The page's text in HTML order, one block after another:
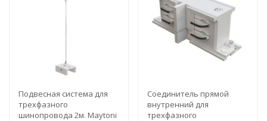
Подвесная система для
трехфазного
шинопровода 2м. Maytoni
Соединитель прямой
внутренний для
трехфазного